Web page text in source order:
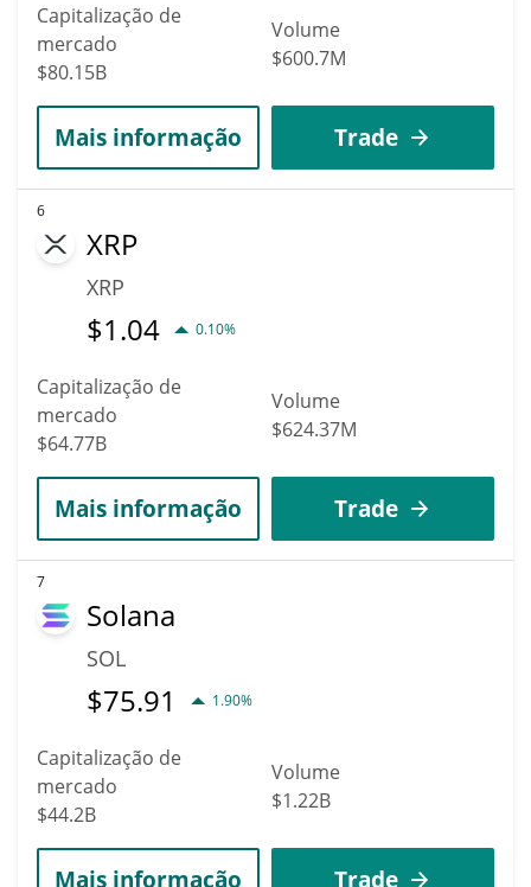
Capitalização de
mercado
$80.15B
Volume
$600.7M
Mais informação Trade
6
XRP
XRP
$1.04 0.10%
Capitalização de
mercado
$64.77B
Volume
$624.37M
Mais informação Trade
7
Solana
SOL
$75.91 1.90%
Capitalização de
mercado
$44.2B
Volume
$1.22B
Mais informação Trade